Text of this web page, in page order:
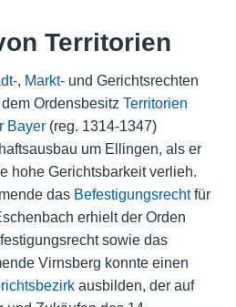
Territorien
, Markt-und Gerichtsrechten
Ordensbesitz Territorien
Bayer(reg. 1314-1347)
um Ellingen, als er
hohe Gerichtsbarkeit verlieh.
das Befestigungsrechtfür
erhielt der Orden
sowie das
Virnsberg konnte einen
ausbilden, der auf